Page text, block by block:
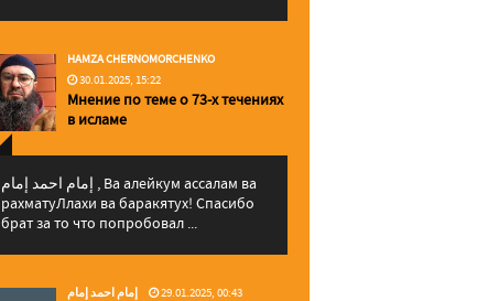
HAMZA CHERNOMORCHENKO
30.01.2025, 15:22
Мнение по теме о 73-х течениях
в исламе
إمام احمد إمام , Ва алейкум ассалам ва
рахматуЛлахи ва баракятух! Спасибо
брат за то что попробовал ...
إمام احمد إمام 29.01.2025, 00:43